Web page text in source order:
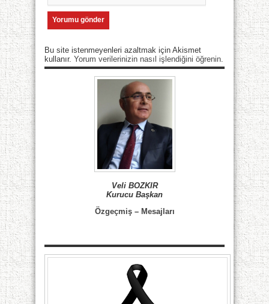
Bu site istenmeyenleri azaltmak için Akismet
kullanır. Yorum verilerinizin nasıl işlendiğini öğrenin.
Veli BOZKIR
Kurucu Başkan
Özgeçmiş– Mesajları